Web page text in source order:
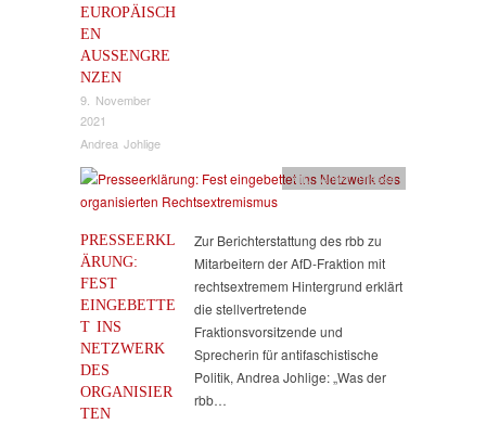
EUROPÄISCH
EN
AUSSENGREN
ZEN
9. November
2021
Andrea Johlige
PRESSEERKL
ÄRUNG:
FEST
EINGEBETTE
T INS
NETZWERK
DES
ORGANISIER
TEN
AfD, Antifa,Presse
Zur Berichterstattung des rbb zu
Mitarbeitern der AfD-Fraktion mit
rechtsextremem Hintergrund erklärt
die stellvertretende
Fraktionsvorsitzende und
Sprecherin für antifaschistische
Politik, Andrea Johlige: „Was der
rbb…